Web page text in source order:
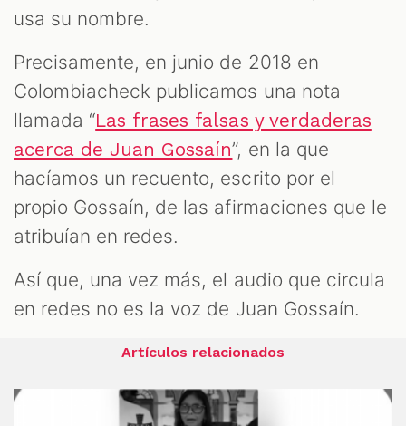
usa su nombre.
Precisamente, en junio de 2018 en
Colombiacheck publicamos una nota
llamada “Las frases falsas y verdaderas
acerca de Juan Gossaín”, en la que
hacíamos un recuento, escrito por el
propio Gossaín, de las afirmaciones que le
atribuían en redes.
Así que, una vez más, el audio que circula
en redes no es la voz de Juan Gossaín.
Artículos relacionados